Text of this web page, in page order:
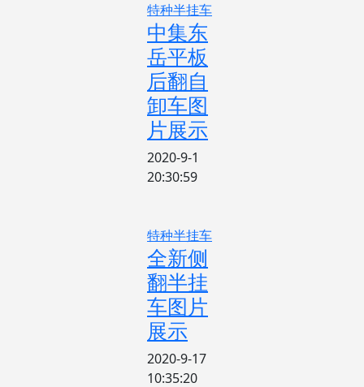
特种半挂车
中集东
岳平板
后翻自
卸车图
片展示
2020-9-1
20:30:59
特种半挂车
全新侧
翻半挂
车图片
展示
2020-9-17
10:35:20